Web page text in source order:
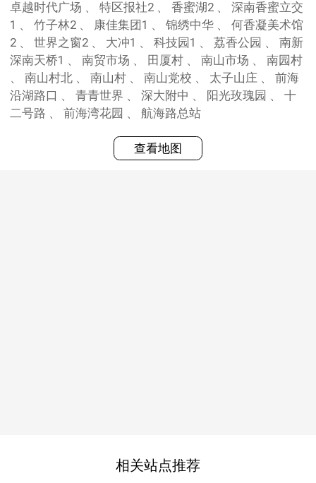
卓越时代广场 、 特区报社2 、 香蜜湖2 、 深南香蜜立交
1 、 竹子林2 、 康佳集团1 、 锦绣中华 、 何香凝美术馆
2 、 世界之窗2 、 大冲1 、 科技园1 、 荔香公园 、 南新
深南天桥1 、 南贸市场 、 田厦村 、 南山市场 、 南园村
、 南山村北 、 南山村 、 南山党校 、 太子山庄 、 前海
沿湖路口 、 青青世界 、 深大附中 、 阳光玫瑰园 、 十
二号路 、 前海湾花园 、 航海路总站
查看地图
相关站点推荐